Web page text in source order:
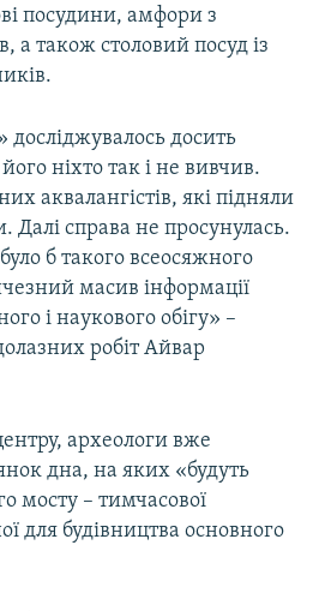
посудини, амфори з
а також столовий посуд із
досить
ніхто так і не вивчив.
аквалангістів, які підняли
справа не просунулась.
б такого всеосяжного
масив інформації
і наукового обігу» –
робіт Айвар
археологи вже
дна, на яких «будуть
мосту – тимчасової
для будівництва основного